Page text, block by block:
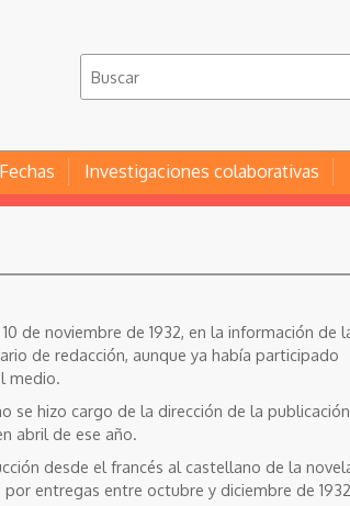
Fechas Investigaciones colaborativas
de noviembre de 1932, en la información de
de redacción, aunque ya había participado
medio.
se hizo cargo de la dirección de la
abril de ese año.
desde el francés al castellano de la
por entregas entre octubre y diciembre de